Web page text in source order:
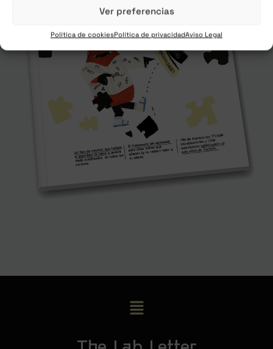
Ver preferencias
Política de cookiesPolítica de privacidadAviso Legal